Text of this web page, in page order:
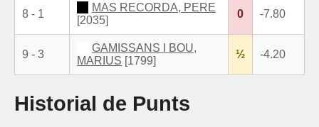
8 - 1
MAS RECORDA, PERE
[2035]
0 -7.80
9 - 3
GAMISSANS I BOU,
MARIUS [1799]
½ -4.20
Historial de Punts